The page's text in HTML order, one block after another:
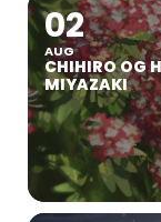
02
AUG
CHIHIRO OG
MIYAZAKI